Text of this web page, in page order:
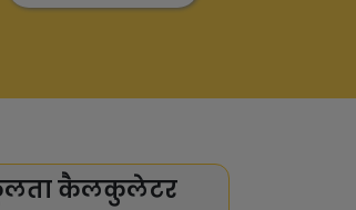
कैलकुलेटर